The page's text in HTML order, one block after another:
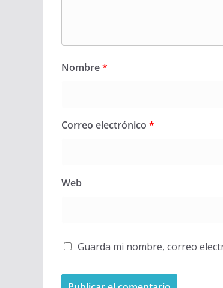
Nombre*
Correo electrónico *
Web
Guarda mi nombre, correo